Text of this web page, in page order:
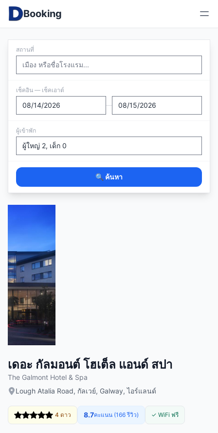
Booking
สถานที่
เช็คอิน — เช็คเอาต์
—
ผู้เข้าพัก
🔍 ค้นหา
เดอะ กัลมอนต์ โฮเต็ล แอนด์ สปา
The Galmont Hotel & Spa
Lough Atalia Road, กัลเวย์, Galway, ไอร์แลนด์
4 ดาว 8.7คะแนน (166 รีวิว) ✓ WiFi ฟรี